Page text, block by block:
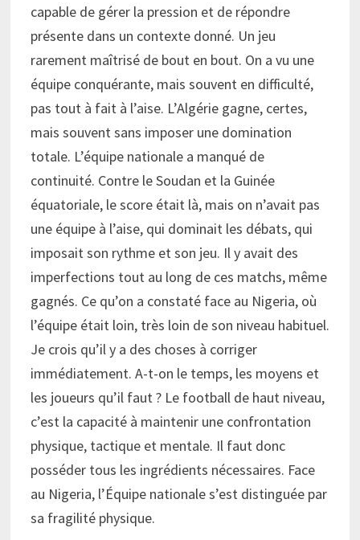
capable de gérer la pression et de répondre
présente dans un contexte donné. Un jeu
rarement maîtrisé de bout en bout. On a vu une
équipe conquérante, mais souvent en difficulté,
pas tout à fait à l’aise. L’Algérie gagne, certes,
mais souvent sans imposer une domination
totale. L’équipe nationale a manqué de
continuité. Contre le Soudan et la Guinée
équatoriale, le score était là, mais on n’avait pas
une équipe à l’aise, qui dominait les débats, qui
imposait son rythme et son jeu. Il y avait des
imperfections tout au long de ces matchs, même
gagnés. Ce qu’on a constaté face au Nigeria, où
l’équipe était loin, très loin de son niveau habituel.
Je crois qu’il y a des choses à corriger
immédiatement. A-t-on le temps, les moyens et
les joueurs qu’il faut ? Le football de haut niveau,
c’est la capacité à maintenir une confrontation
physique, tactique et mentale. Il faut donc
posséder tous les ingrédients nécessaires. Face
au Nigeria, l’Équipe nationale s’est distinguée par
sa fragilité physique.